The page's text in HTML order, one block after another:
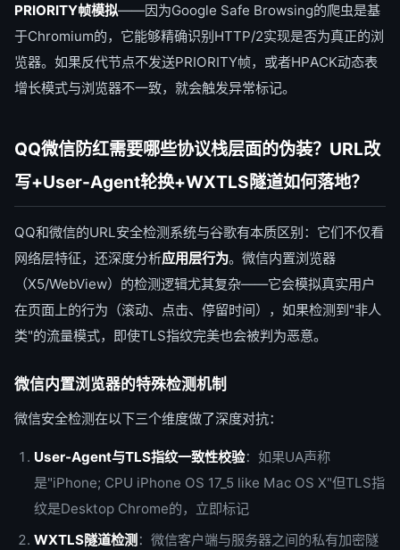
PRIORITY帧模拟——因为Google Safe Browsing的爬虫是基
于Chromium的，它能够精确识别HTTP/2实现是否为真正的浏
览器。如果反代节点不发送PRIORITY帧，或者HPACK动态表
增长模式与浏览器不一致，就会触发异常标记。
QQ微信防红需要哪些协议栈层面的伪装？URL改
写+User-Agent轮换+WXTLS隧道如何落地？
QQ和微信的URL安全检测系统与谷歌有本质区别：它们不仅看
网络层特征，还深度分析应用层行为。微信内置浏览器
（X5/WebView）的检测逻辑尤其复杂——它会模拟真实用户
在页面上的行为（滚动、点击、停留时间），如果检测到"非人
类"的流量模式，即使TLS指纹完美也会被判为恶意。
微信内置浏览器的特殊检测机制
微信安全检测在以下三个维度做了深度对抗：
User-Agent与TLS指纹一致性校验：如果UA声称
是"iPhone; CPU iPhone OS 17_5 like Mac OS X"但TLS指
纹是Desktop Chrome的，立即标记
WXTLS隧道检测 ：微信客户端与服务器之间的私有加密隧